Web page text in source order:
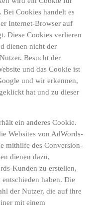
Bei Cookies handelt es
Internet-Browser auf
Diese Cookies verlieren
dienen nicht der
Besucht der
und das Cookie ist
und wir erkennen,
hat und zu dieser
ein anderes Cookie.
Websites von AdWords-
mithilfe des Conversion-
dienen dazu,
Kunden zu erstellen,
haben. Die
der Nutzer, die auf ihre
mit einem